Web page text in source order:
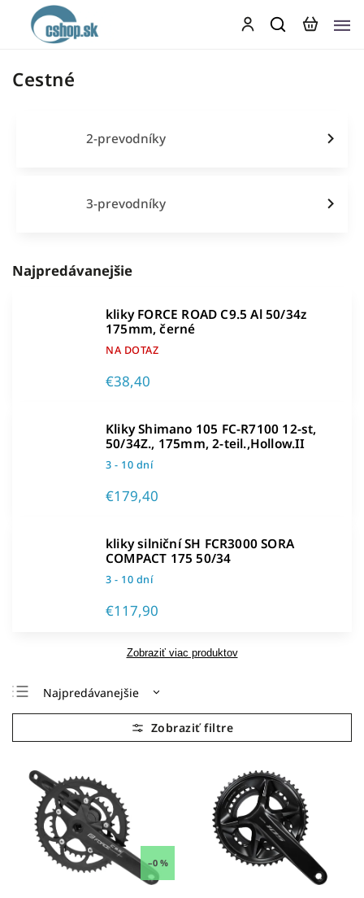
Cestné
2-prevodníky
3-prevodníky
Najpredávanejšie
kliky FORCE ROAD C9.5 Al 50/34z
175mm, černé
NA DOTAZ
€38,40
Kliky Shimano 105 FC-R7100 12-st,
50/34Z., 175mm, 2-teil.,Hollow.II
3 - 10 dní
€179,40
kliky silniční SH FCR3000 SORA
COMPACT 175 50/34
3 - 10 dní
€117,90
Zobraziť viac produktov
Najpredávanejšie
Najlacnejšie
Najdrahšie
Abecedne
–0 %